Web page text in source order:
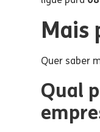
Mais
Quer saber
Qual